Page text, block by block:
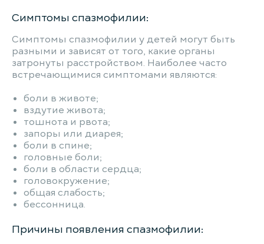
Симптомы спазмофилии:
Симптомы спазмофилии у детей могут быть
разными и зависят от того, какие органы
затронуты расстройством. Наиболее часто
встречающимися симптомами являются:
боли в животе;
вздутие живота;
тошнота и рвота;
запоры или диарея;
боли в спине;
головные боли;
боли в области сердца;
головокружение;
общая слабость;
бессонница.
Причины появления спазмофилии: